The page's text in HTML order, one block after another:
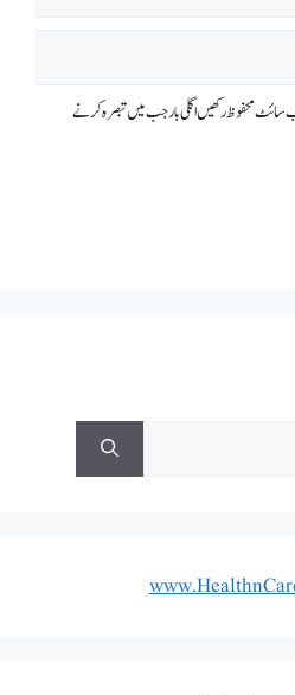
سائٹ محفوظ رکھیں اگلی بار جب میں تبصرہ کرنے